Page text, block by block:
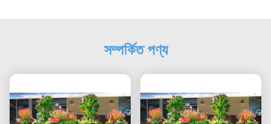
সম্পর্কিত পণ্য